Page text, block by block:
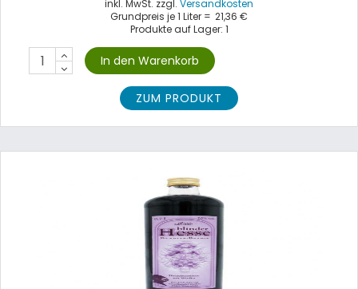
inkl. MwSt. zzgl. Versandkosten
Grundpreis je 1 Liter = 21,36 €
Produkte auf Lager: 1
ZUM PRODUKT